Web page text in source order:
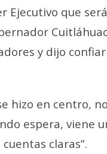
Ejecutivo que
y dijo
hizo en centro,
espera, viene
claras”.